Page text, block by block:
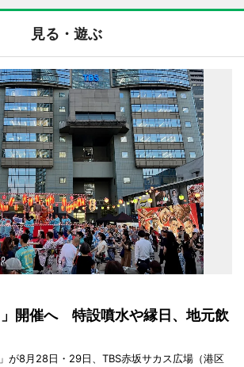
見る・遊ぶ
」開催へ 特設噴水や縁日、地元飲
が8月28日・29日、TBS赤坂サカス広場（港区